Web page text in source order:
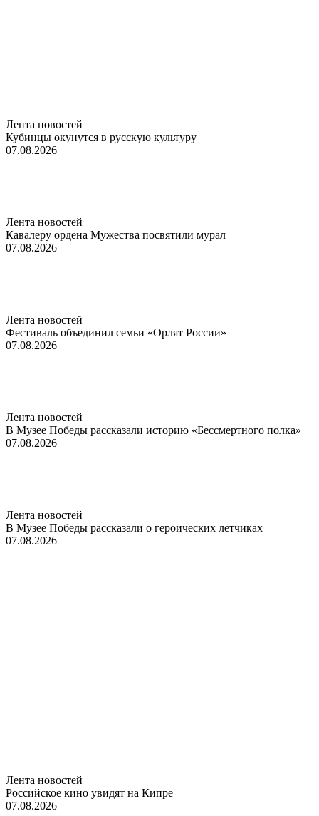
Лента новостей
Кубинцы окунутся в русскую культуру
07.08.2026
Лента новостей
Кавалеру ордена Мужества посвятили мурал
07.08.2026
Лента новостей
Фестиваль объединил семьи «Орлят России»
07.08.2026
Лента новостей
В Музее Победы рассказали историю «Бессмертного полка»
07.08.2026
Лента новостей
В Музее Победы рассказали о героических летчиках
07.08.2026
Лента новостей
Российское кино увидят на Кипре
07.08.2026